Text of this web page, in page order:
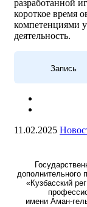
разработанной
короткое время
компетенциями
деятельность.
Запись
11.02.2025
дополнительного
«Кузбасский
имени Аман-